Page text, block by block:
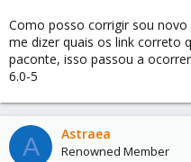
Como posso corrigir sou
me dizer quais os link correto
paconte, isso passou a
6.0-5
A Astraea
Renowned Member